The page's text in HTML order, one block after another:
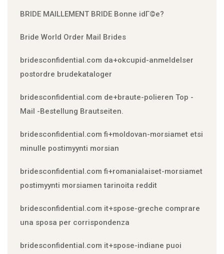
BRIDE MAILLEMENT BRIDE Bonne idГ©e?
Bride World Order Mail Brides
bridesconfidential.com da+okcupid-anmeldelser
postordre brudekataloger
bridesconfidential.com de+braute-polieren Top -
Mail -Bestellung Brautseiten.
bridesconfidential.com fi+moldovan-morsiamet etsi
minulle postimyynti morsian
bridesconfidential.com fi+romanialaiset-morsiamet
postimyynti morsiamen tarinoita reddit
bridesconfidential.com it+spose-greche comprare
una sposa per corrispondenza
bridesconfidential.com it+spose-indiane puoi